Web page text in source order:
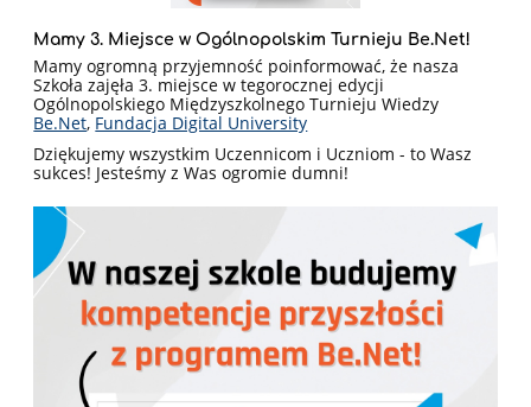
Mamy 3. Miejsce w Ogólnopolskim Turnieju Be.Net!
Mamy ogromną przyjemność poinformować, że nasza
Szkoła zajęła 3. miejsce w tegorocznej edycji
Ogólnopolskiego Międzyszkolnego Turnieju Wiedzy
Be.Net, Fundacja Digital University
Dziękujemy wszystkim Uczennicom i Uczniom - to Wasz
sukces! Jesteśmy z Was ogromie dumni!